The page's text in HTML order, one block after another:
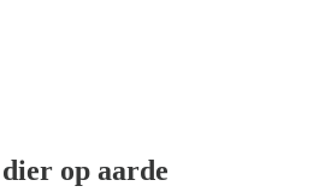
op aarde